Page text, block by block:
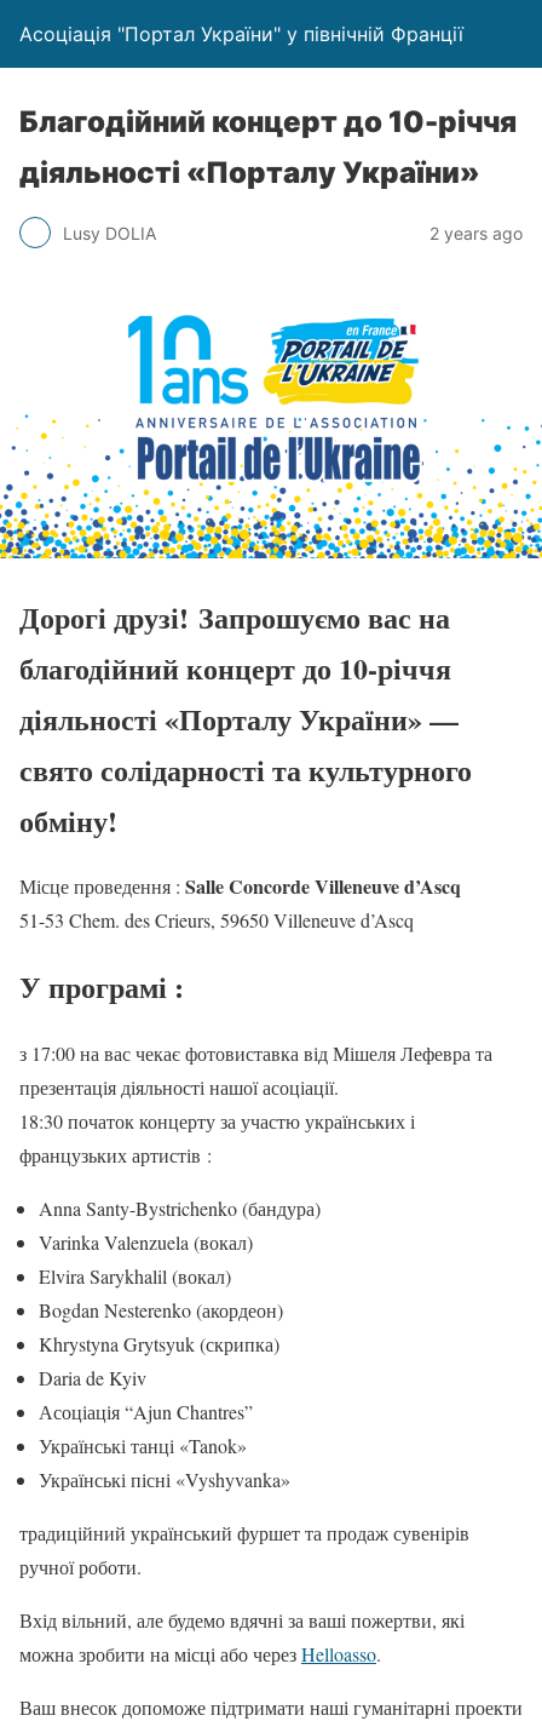
Асоціація "Портал України" у північній Франції
Благодійний концерт до 10-річчя
діяльності «Порталу України»
Lusy DOLIA 2 years ago
Дорогі друзі! Запрошуємо вас на
благодійний концерт до 10-річчя
діяльності «Порталу України» —
свято солідарності та культурного
обміну!
Місце проведення : Salle Concorde Villeneuve d’Ascq
51-53 Chem. des Crieurs, 59650 Villeneuve d’Ascq
У програмі :
з 17:00 на вас чекає фотовиставка від Мішеля Лефевра та
презентація діяльності нашої асоціації.
18:30 початок концерту за участю українських і
французьких артистів :
Anna Santy-Bystrichenko (бандура)
Varinka Valenzuela (вокал)
Elvira Sarykhalil (вокал)
Bogdan Nesterenko (акордеон)
Khrystyna Grytsyuk (скрипка)
Daria de Kyiv
Асоціація “Ajun Chantres”
Українські танці «Tanok»
Українські пісні «Vyshyvanka»
традиційний український фуршет та продаж сувенірів
ручної роботи.
Вхід вільний, але будемо вдячні за ваші пожертви, які
можна зробити на місці або черезHelloasso.
Ваш внесок допоможе підтримати наші гуманітарні проекти